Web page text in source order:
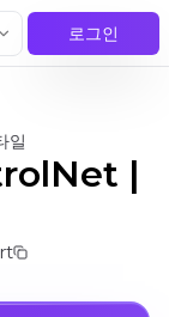
로그인
일
|